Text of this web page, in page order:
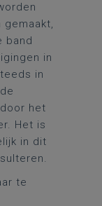
band
in
in
het
Het is
in dit
te